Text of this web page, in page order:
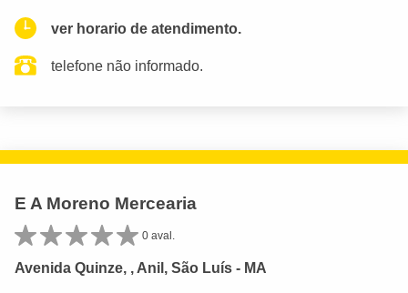
ver horario de atendimento.
telefone não informado.
E A Moreno Mercearia
0 aval.
Avenida Quinze, , Anil, São Luís - MA